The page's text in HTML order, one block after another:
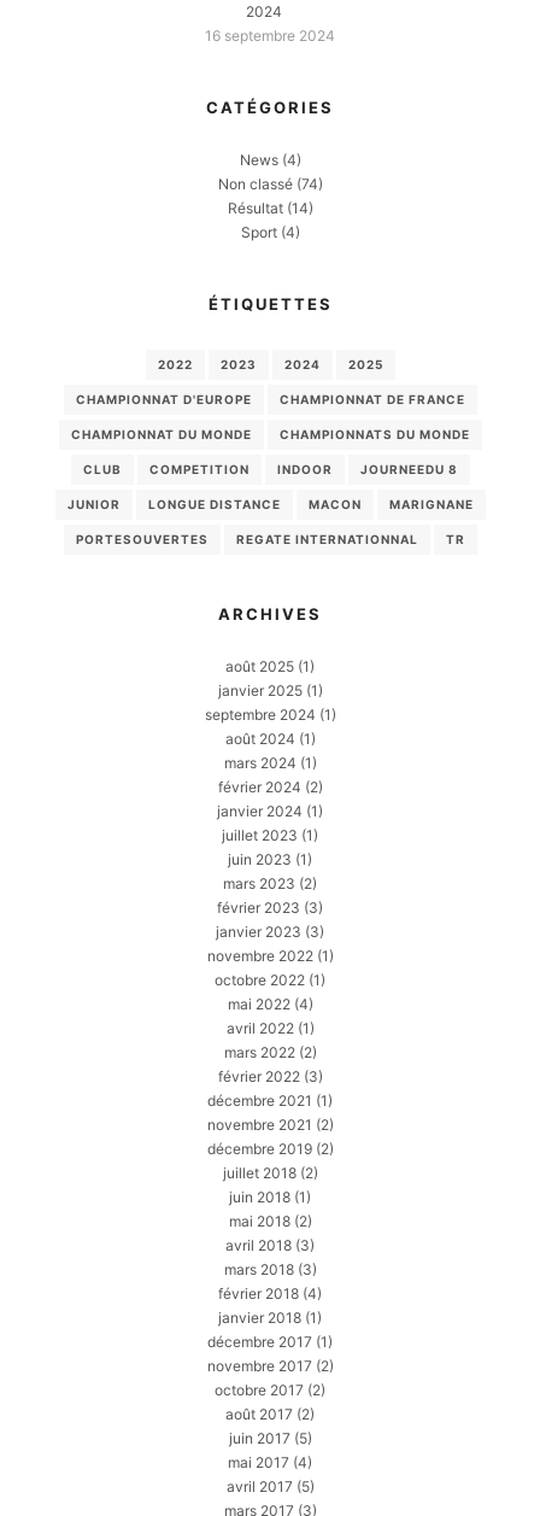
2024
16 septembre 2024
CATÉGORIES
News(4)
Non classé(74)
Résultat(14)
Sport(4)
ÉTIQUETTES
2022 2023 2024 2025
CHAMPIONNAT D'EUROPE CHAMPIONNAT DE FRANCE
CHAMPIONNAT DU MONDE CHAMPIONNATS DU MONDE
CLUB COMPETITION INDOOR JOURNEEDU 8
JUNIOR LONGUE DISTANCE MACON MARIGNANE
PORTESOUVERTES REGATE INTERNATIONNAL TR
ARCHIVES
août 2025 (1)
janvier 2025(1)
septembre 2024 (1)
août 2024 (1)
mars 2024 (1)
février 2024 (2)
janvier 2024 (1)
juillet 2023 (1)
juin 2023 (1)
mars 2023 (2)
février 2023 (3)
janvier 2023 (3)
novembre 2022(1)
octobre 2022 (1)
mai 2022(4)
avril 2022(1)
mars 2022(2)
février 2022(3)
décembre 2021 (1)
novembre 2021 (2)
décembre 2019(2)
juillet 2018(2)
juin 2018 (1)
mai 2018(2)
avril 2018 (3)
mars 2018(3)
février 2018 (4)
janvier 2018 (1)
décembre 2017 (1)
novembre 2017 (2)
octobre 2017 (2)
août 2017 (2)
juin 2017 (5)
mai 2017 (4)
avril 2017 (5)
mars 2017 (3)